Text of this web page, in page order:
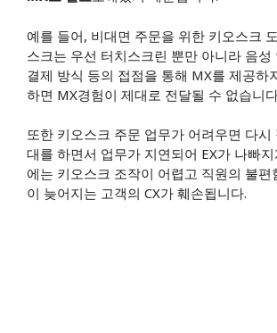
예를 들어, 비대면 주문을 위한 키오스크
스크는 우선 터치스크린 뿐만 아니라 음성
결제 방식 등의 접점을 통해 MX를 제공하
하면 MX경험이 제대로 전달될 수 없습니
또한 키오스크 주문 업무가 어려우면 다시
대를 하면서 업무가 지연되어 EX가 나빠
에는 키오스크 조작이 어렵고 직원의 불편
이 늦어지는 고객의 CX가 훼손됩니다.